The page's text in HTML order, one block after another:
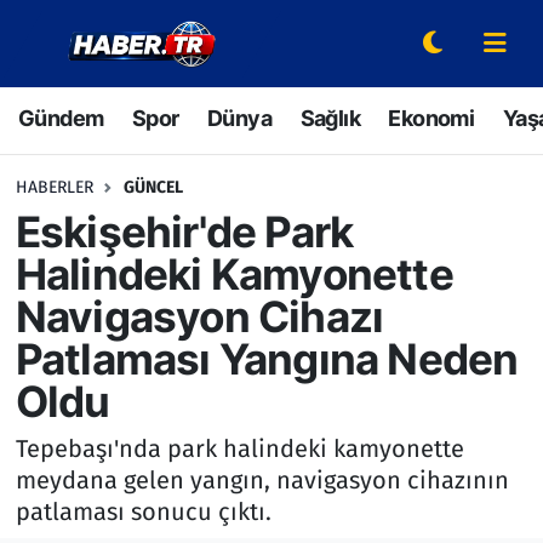
Gündem Spor Dünya Sağlık Ekonomi
HABERLER GÜNCEL
Eskişehir'de Park
Halindeki Kamyonette
Navigasyon Cihazı
Patlaması Yangına Neden
Oldu
Tepebaşı'nda park halindeki kamyonette
meydana gelen yangın, navigasyon cihazının
patlaması sonucu çıktı.
Gündem
Spor
Dünya
Sağlık
Ekonomi
Yaşam
Hava Durumu
Bilim ve Teknoloji
Hava Durumu
Trafik Durumu
Süper Lig Puan Durumu ve Fikstür
Tüm Manşetler
Son Dakika Haberleri
Haber Arşivi